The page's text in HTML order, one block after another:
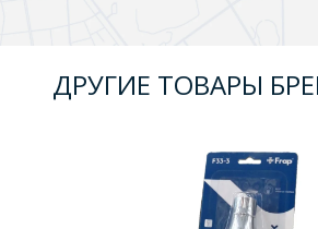
ДРУГИЕ ТОВАРЫ